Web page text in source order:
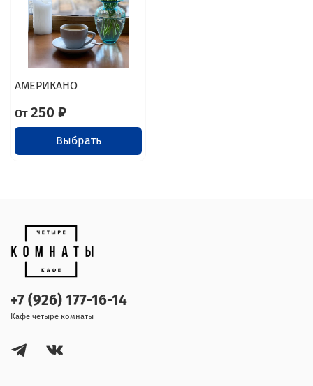
АМЕРИКАНО
От250 ₽
Выбрать
+7 (926) 177-16-14
Кафе четыре комнаты